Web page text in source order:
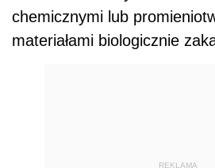
chemicznymi lub
materiałami biologicznie
REKLAMA